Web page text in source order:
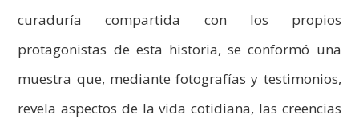
curaduría compartida con los propios
protagonistas de esta historia, se conformó una
muestra que, mediante fotografías y testimonios,
revela aspectos de la vida cotidiana, las creencias